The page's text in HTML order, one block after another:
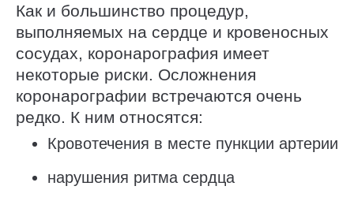
Как и большинство процедур,
выполняемых на сердце и кровеносных
сосудах, коронарография имеет
некоторые риски. Осложнения
коронарографии встречаются очень
редко. К ним относятся:
Кровотечения в месте пункции артерии
нарушения ритма сердца